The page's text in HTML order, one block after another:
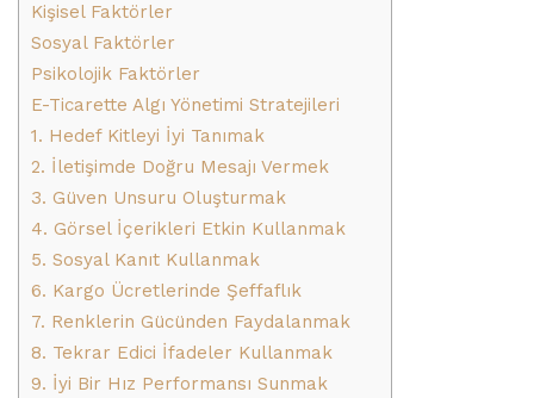
Kişisel Faktörler
Sosyal Faktörler
Psikolojik Faktörler
E-Ticarette Algı Yönetimi Stratejileri
1. Hedef Kitleyi İyi Tanımak
2. İletişimde Doğru Mesajı Vermek
3. Güven Unsuru Oluşturmak
4. Görsel İçerikleri Etkin Kullanmak
5. Sosyal Kanıt Kullanmak
6. Kargo Ücretlerinde Şeffaflık
7. Renklerin Gücünden Faydalanmak
8. Tekrar Edici İfadeler Kullanmak
9. İyi Bir Hız Performansı Sunmak